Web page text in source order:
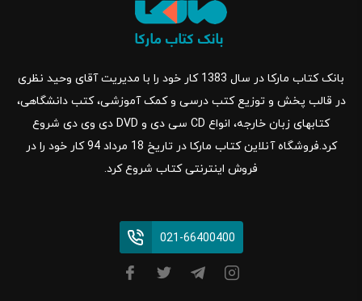
بانک کتاب مارکا در سال 1383 کار خود را با مدیریت آقای وحید نظری
در قالب پخش و توزیع کتب درسی و کمک آموزشی، کتب دانشگاهی،
کتابهای زبان خارجه، انواع CD سی دی و DVD دی وی دی شروع
کرد.فروشگاه آنلاین کتاب مارکا در تاریخ 18 مرداد 94 کار خود را در
فروش اینترنتی کتاب شروع کرد.
021-66400400